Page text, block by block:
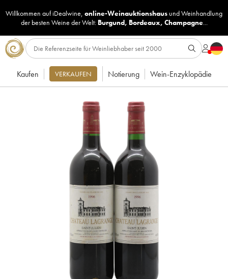
Willkommen auf iDealwine, online-Weinauktionshaus undWeinhandlung
der besten Weine der Welt: Burgund, Bordeaux, Champagne...
Kaufen VERKAUFEN Notierung Wein-Enzyklopädie